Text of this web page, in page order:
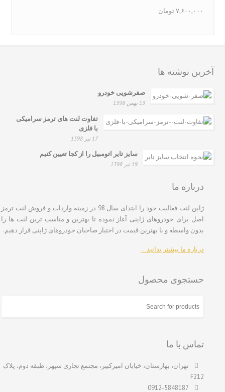
۷,۶۰۰,۰۰۰ تومان
آخرین نوشته ها
صفرشویی خودرو
13 بهمن 1398
تفاوت لنت های ترمز سرامیکی
با فلزی
17 تیر 1398
سایز تایر اتومبیل را از کجا تعیین کنیم
19 تیر 1398
درباره ما
ژاپن لنت فعالیت خود را ابتدای سال 98 در زمینه واردات و فروش لنت ترمز
اصل برای خودروهای ژاپنی آغاز نموده تا بهترین و مناسب ترین لنت ها را
بدون واسطه و با بهترین قیمت در اختیار صاحبان خودروهای ژاپنی قرار دهیم.
درباره ما بیشتر بدانید…
حستجوی محصول
تماس با ما
تهران، بهارستان، خیابان امیرکبیر، مجتمع تجاری سپهر، طبقه دوم، پلاک
F212
0912-5848187